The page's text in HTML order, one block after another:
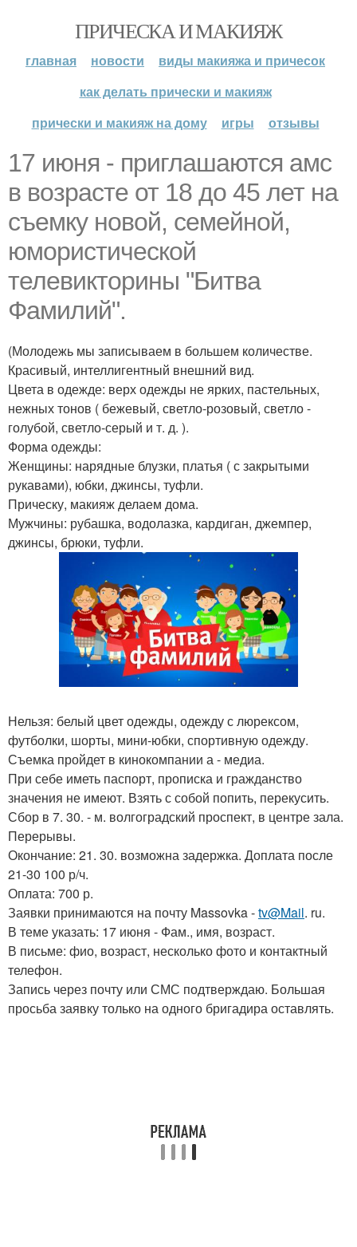
ПРИЧЕСКА И МАКИЯЖ
главная новости
виды макияжа и причесок
как делать прически и макияж
прически и макияж на дому
игры отзывы
17 июня - приглашаются амс
в возрасте от 18 до 45 лет на
съемку новой, семейной,
юмористической
телевикторины "Битва
Фамилий".
(Молодежь мы записываем в большем количестве.
Красивый, интеллигентный внешний вид.
Цвета в одежде: верх одежды не ярких, пастельных,
нежных тонов ( бежевый, светло-розовый, светло -
голубой, светло-серый и т. д. ).
Форма одежды:
Женщины: нарядные блузки, платья ( с закрытыми
рукавами), юбки, джинсы, туфли.
Прическу, макияж делаем дома.
Мужчины: рубашка, водолазка, кардиган, джемпер,
джинсы, брюки, туфли.
Нельзя: белый цвет одежды, одежду с люрексом,
футболки, шорты, мини-юбки, спортивную одежду.
Съемка пройдет в кинокомпании а - медиа.
При себе иметь паспорт, прописка и гражданство
значения не имеют. Взять с собой попить, перекусить.
Сбор в 7. 30. - м. волгоградский проспект, в центре зала.
Перерывы.
Окончание: 21. 30. возможна задержка. Доплата после
21-30 100 р/ч.
Оплата: 700 р.
Заявки принимаются на почту Massovka -tv@Mail. ru.
В теме указать: 17 июня - Фам., имя, возраст.
В письме: фио, возраст, несколько фото и контактный
телефон.
Запись через почту или СМС подтверждаю. Большая
просьба заявку только на одного бригадира оставлять.